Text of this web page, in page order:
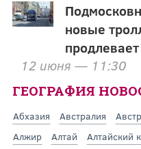
новые
12 июня — 11:30
ГЕОГРАФИЯ
Абхазия Австралия
Алжир
Алтай Алтайский